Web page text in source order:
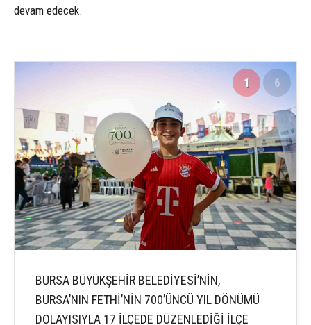
devam edecek.
1 6
BURSA BÜYÜKŞEHİR BELEDİYESİ’NİN,
BURSA’NIN FETHİ’NİN 700’ÜNCÜ YIL DÖNÜMÜ
DOLAYISIYLA 17 İLÇEDE DÜZENLEDİĞİ İLÇE